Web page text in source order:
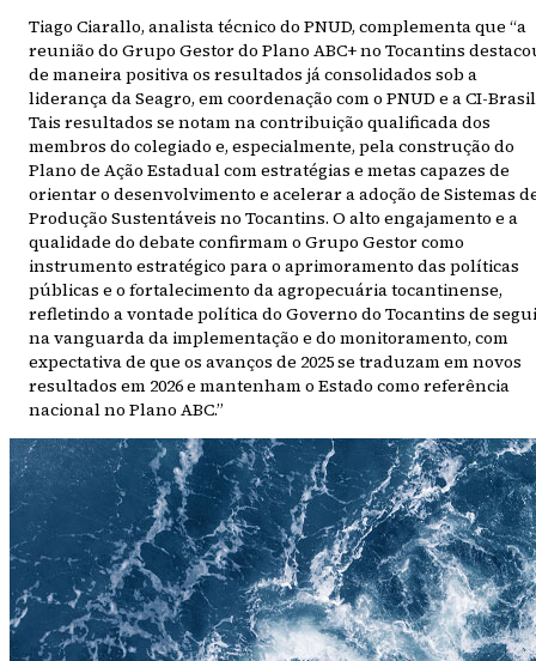
Tiago Ciarallo, analista técnico do PNUD, complementa que “a
reunião do Grupo Gestor do Plano ABC+ no Tocantins
de maneira positiva os resultados já consolidados sob a
liderança da Seagro, em coordenação com o PNUD e a CI-
Tais resultados se notam na contribuição qualificada dos
membros do colegiado e, especialmente, pela construção do
Plano de Ação Estadual com estratégias e metas capazes de
orientar o desenvolvimento e acelerar a adoção de Sistemas
Produção Sustentáveis no Tocantins. O alto engajamento e a
qualidade do debate confirmam o Grupo Gestor como
instrumento estratégico para o aprimoramento das políticas
públicas e o fortalecimento da agropecuária tocantinense,
refletindo a vontade política do Governo do Tocantins de
na vanguarda da implementação e do monitoramento, com
expectativa de que os avanços de 2025 se traduzam em novos
resultados em 2026 e mantenham o Estado como referência
nacional no Plano ABC.”